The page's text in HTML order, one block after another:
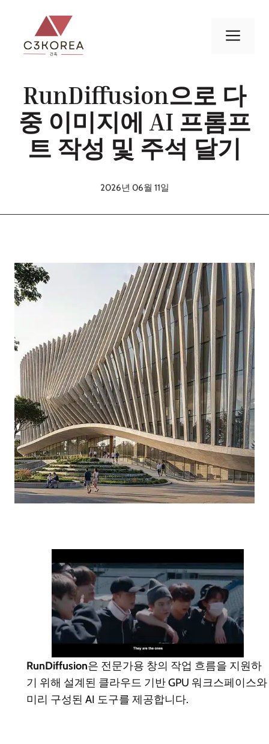
메
RunDiffusion으로 다
중 이미지에 AI 프롬프
트 작성 및 주석 달기
2026년 06월 11일
RunDiffusion은 전문가용 창의 작업 흐름을 지원하
기 위해 설계된 클라우드 기반 GPU 워크스페이스와
미리 구성된 AI 도구를 제공합니다.